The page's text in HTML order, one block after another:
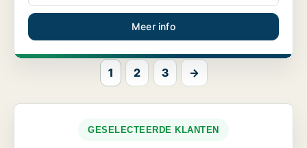
Meer info
1 2 3 →
GESELECTEERDE KLANTEN